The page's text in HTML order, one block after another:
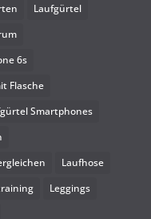
Laufgürtel
6s
Flasche
Smartphones
Laufhose
Leggings